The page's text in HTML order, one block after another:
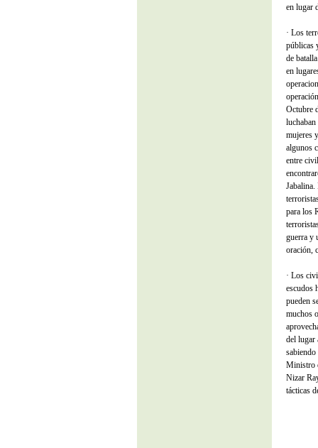
en lugar
· Los
públicas
de
en
Octubre
mujeres
algunos
entre
para los
guerra y
oración,
· Los
escudos
pueden
muchos
del lugar
Ministro
Nizar
tácticas